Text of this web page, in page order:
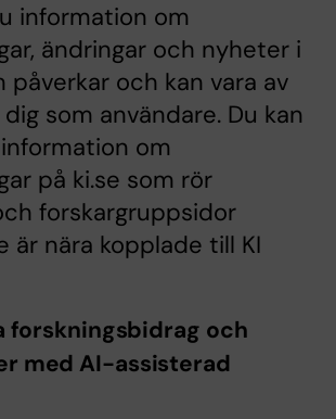
information om
ändringar och nyheter i
påverkar och kan vara av
som användare. Du kan
om
på ki.se som rör
forskargruppsidor
är nära kopplade till KI
forskningsbidrag och
med AI-assisterad